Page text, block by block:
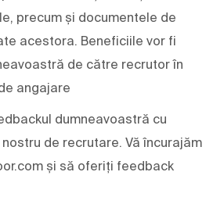
precum și documentele de
acestora. Beneficiile vor fi
de către recrutor în
angajare
dumneavoastră cu
de recrutare. Vă încurajăm
și să oferiți feedback